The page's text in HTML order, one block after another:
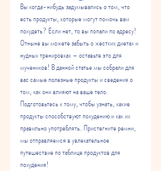
Вы когда-нибудь задумывались о том, что
есть продукты, которые могут помочь вам
похудеть? Если нет, то вы попали по адресу!
Отныне вы можете забыть о жестких диетах и
нудных тренировках – оставьте это для
мучеников! В данной статье мы собрали для
вас самые полезные продукты и сведения о
том, как они влияют на ваше тело.
Подготовьтесь к тому, чтобы узнать, какие
продукты способствуют похудению и как их
правильно употреблять. Пристегните ремни,
мы отправляемся в увлекательное
путешествие по таблице продуктов для
похудения!